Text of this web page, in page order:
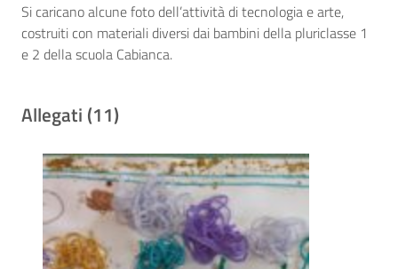
Si caricano alcune foto dell’attività di tecnologia e arte,
costruiti con materiali diversi dai bambini della pluriclasse 1
e 2 della scuola Cabianca.
Allegati (11)